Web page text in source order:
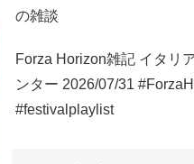
の雑談
Forza Horizon雑記 イタリ
ンター 2026/07/31
#festivalplaylist